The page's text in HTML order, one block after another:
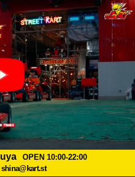
OPEN 10:00-22:00
shina@kart.st